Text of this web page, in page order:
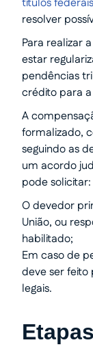
resolver
Para realizar
estar
pendências
crédito para
A
formalizado,
seguindo as
um acordo
pode solicitar:
O devedor
União, ou
habilitado;
Em caso de
deve ser feito
legais.